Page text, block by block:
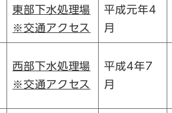
東部下水処理場
※交通アクセス
平成元年4
月
西部下水処理場
※交通アクセス
平成4年7
月